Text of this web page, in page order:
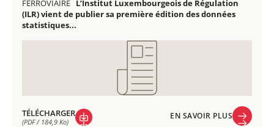
FERROVIAIRE L’Institut Luxembourgeois de Régulation
(ILR) vient de publier sa première édition des données
statistiques...
TÉLÉCHARGER
(PDF / 184,9 Ko)
EN SAVOIR PLUS